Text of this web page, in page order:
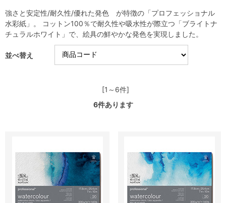
強さと安定性/耐久性/優れた発色 が特徴の「プロフェッショナル
水彩紙」。 コットン100％で耐久性や吸水性が際立つ「ブライトナ
チュラルホワイト」で、絵具の鮮やかな発色を実現しました。
並べ替え
[1～6件]
6件あります